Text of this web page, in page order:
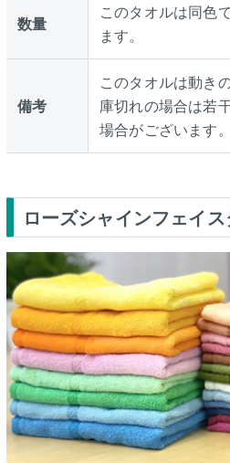
数量
このタオルは同色
ます。
備考
このタオルは動き
庫切れの場合は若
場合がございます。
ローズシャインフェイ